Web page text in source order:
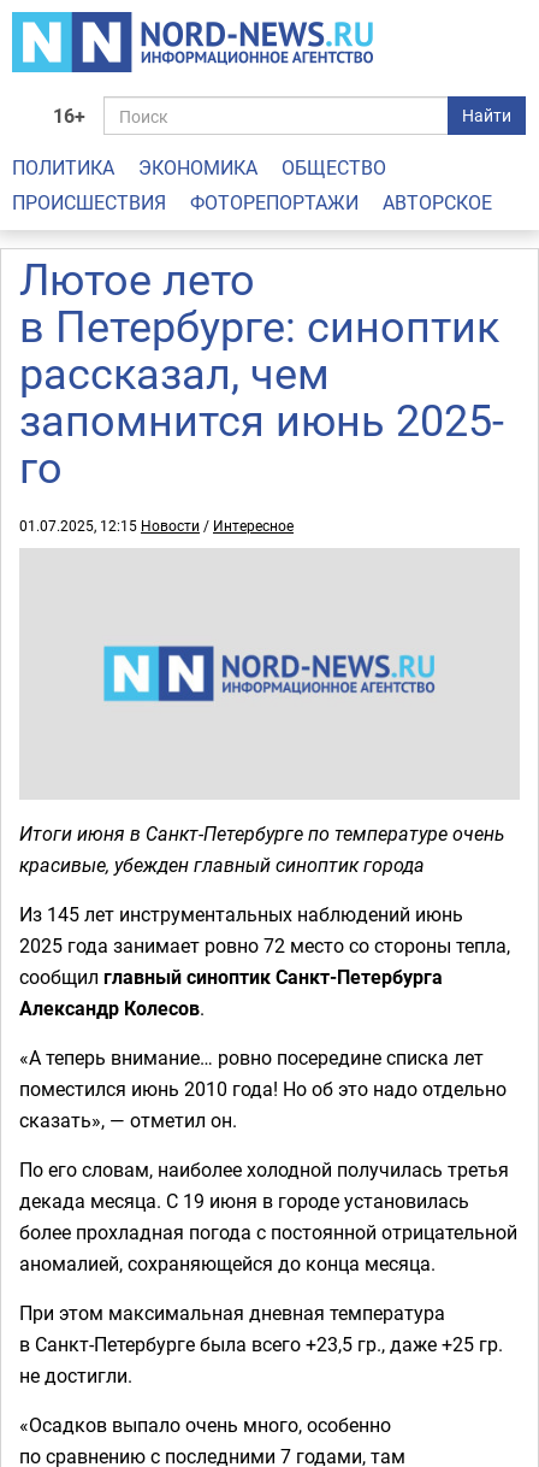
16+ Найти
ПОЛИТИКА ЭКОНОМИКА
ОБЩЕСТВО
ПРОИСШЕСТВИЯ
ФОТОРЕПОРТАЖИ АВТОРСКОЕ
Лютое лето
в Петербурге: синоптик
рассказал, чем
запомнится июнь 2025-
го
01.07.2025, 12:15 Новости / Интересное
Итоги июня в Санкт-Петербурге по температуре очень
красивые, убежден главный синоптик города
Из 145 лет инструментальных наблюдений июнь
2025 года занимает ровно 72 место со стороны тепла,
сообщил главный синоптик Санкт-Петербурга
Александр Колесов.
«А теперь внимание… ровно посередине списка лет
поместился июнь 2010 года! Но об это надо отдельно
сказать», — отметил он.
По его словам, наиболее холодной получилась третья
декада месяца. С 19 июня в городе установилась
более прохладная погода с постоянной отрицательной
аномалией, сохраняющейся до конца месяца.
При этом максимальная дневная температура
в Санкт-Петербурге была всего +23,5 гр., даже +25 гр.
не достигли.
«Осадков выпало очень много, особенно
по сравнению с последними 7 годами, там